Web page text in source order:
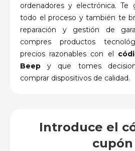
ordenadores y electrónica. Te
todo el proceso y también te
reparación y gestión de
compres productos
precios razonables con el
Beep y que tomes
comprar dispositivos de calidad.
Introduce el
cupón